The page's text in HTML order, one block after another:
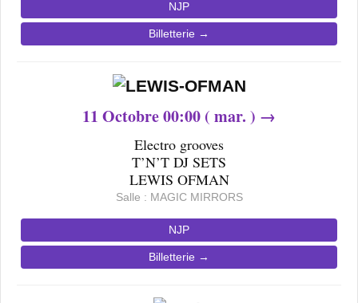
NJP
Billetterie →
11 Octobre 00:00 ( mar. ) →
Electro grooves
T’N’T DJ SETS
LEWIS OFMAN
Salle : MAGIC MIRRORS
NJP
Billetterie →